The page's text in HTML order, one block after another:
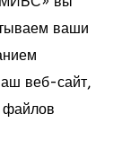
ваши
веб-сайт,
файлов